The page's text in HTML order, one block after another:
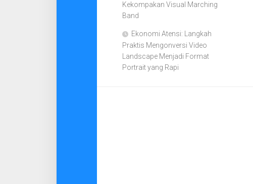
Kekompakan Visual Marching
Band
Ekonomi Atensi: Langkah
Praktis Mengonversi Video
Landscape Menjadi Format
Portrait yang Rapi